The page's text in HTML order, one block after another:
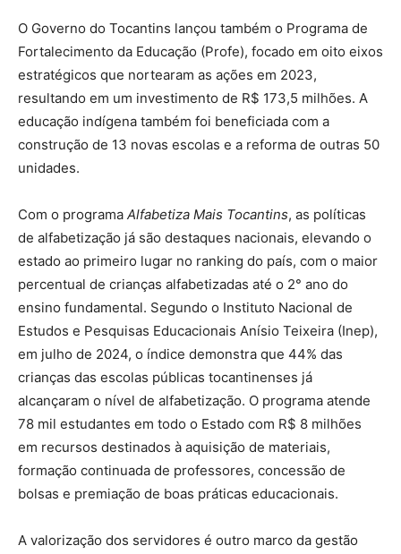
O Governo do Tocantins lançou também o Programa de
Fortalecimento da Educação (Profe), focado em oito eixos
estratégicos que nortearam as ações em 2023,
resultando em um investimento de R$ 173,5 milhões. A
educação indígena também foi beneficiada com a
construção de 13 novas escolas e a reforma de outras 50
unidades.
Com o programa Alfabetiza Mais Tocantins, as políticas
de alfabetização já são destaques nacionais, elevando o
estado ao primeiro lugar no ranking do país, com o maior
percentual de crianças alfabetizadas até o 2° ano do
ensino fundamental. Segundo o Instituto Nacional de
Estudos e Pesquisas Educacionais Anísio Teixeira (Inep),
em julho de 2024, o índice demonstra que 44% das
crianças das escolas públicas tocantinenses já
alcançaram o nível de alfabetização. O programa atende
78 mil estudantes em todo o Estado com R$ 8 milhões
em recursos destinados à aquisição de materiais,
formação continuada de professores, concessão de
bolsas e premiação de boas práticas educacionais.
A valorização dos servidores é outro marco da gestão